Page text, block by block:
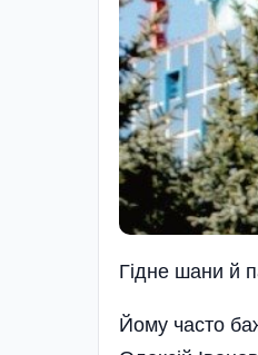
Гiдне шани й
Йому часто